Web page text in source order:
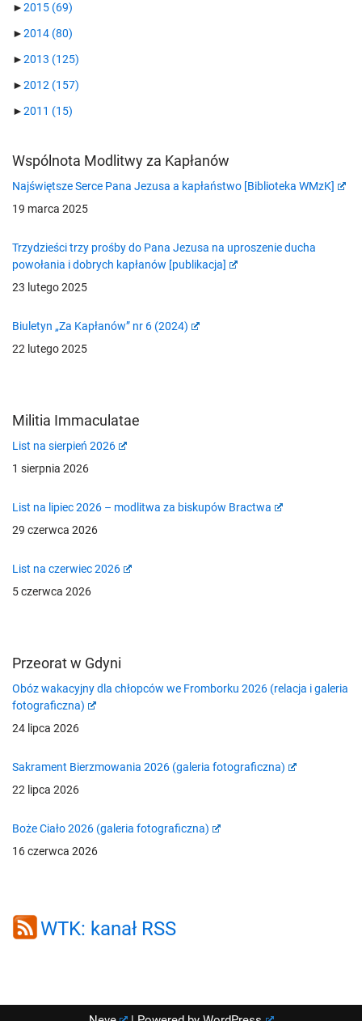
►2015 (69)
►2014 (80)
►2013 (125)
►2012 (157)
►2011 (15)
Wspólnota Modlitwy za Kapłanów
Najświętsze Serce Pana Jezusa a kapłaństwo [Biblioteka WMzK]
19 marca 2025
Trzydzieści trzy prośby do Pana Jezusa na uproszenie ducha
powołania i dobrych kapłanów [publikacja]
23 lutego 2025
Biuletyn „Za Kapłanów” nr 6 (2024)
22 lutego 2025
Militia Immaculatae
List na sierpień 2026
1 sierpnia 2026
List na lipiec 2026 – modlitwa za biskupów Bractwa
29 czerwca 2026
List na czerwiec 2026
5 czerwca 2026
Przeorat w Gdyni
Obóz wakacyjny dla chłopców we Fromborku 2026 (relacja i galeria
fotograficzna)
24 lipca 2026
Sakrament Bierzmowania 2026 (galeria fotograficzna)
22 lipca 2026
Boże Ciało 2026 (galeria fotograficzna)
16 czerwca 2026
WTK: kanał RSS